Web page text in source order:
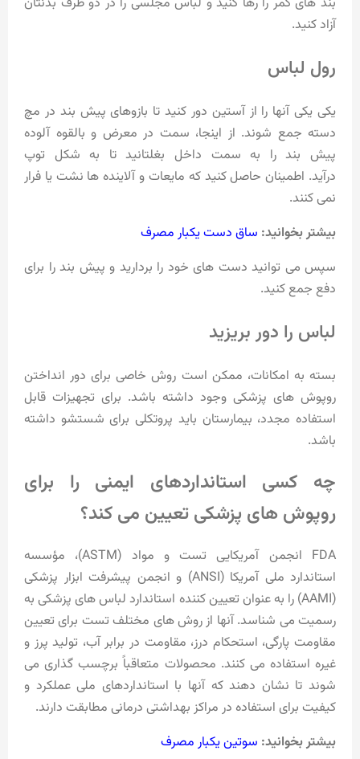
آزاد کنید.
رول لباس
یکی یکی آنها را از آستین دور کنید تا بازوهای پیش بند در مچ
دسته جمع شوند. از اینجا، سمت در معرض و بالقوه آلوده
پیش بند را به سمت داخل بغلتانید تا به شکل توپ
درآید. اطمینان حاصل کنید که مایعات و آلاینده ها نشت یا فرار
نمی کنند.
بیشتر بخوانید: ساق دست یکبار مصرف
سپس می توانید دست های خود را بردارید و پیش بند را برای
دفع جمع کنید.
لباس را دور بریزید
بسته به امکانات، ممکن است روش خاصی برای دور انداختن
روپوش های پزشکی وجود داشته باشد. برای تجهیزات قابل
استفاده مجدد، بیمارستان باید پروتکلی برای شستشو داشته
باشد.
چه کسی استانداردهای ایمنی را برای
روپوش های پزشکی تعیین می کند؟
FDA انجمن آمریکایی تست و مواد (ASTM)، مؤسسه
استاندارد ملی آمریکا (ANSI) و انجمن پیشرفت ابزار پزشکی
(AAMI) را به عنوان تعیین کننده استاندارد لباس های پزشکی به
رسمیت می شناسد. آنها از روش های مختلف تست برای تعیین
مقاومت پارگی، استحکام درز، مقاومت در برابر آب، تولید پرز و
غیره استفاده می کنند. محصولات متعاقباً برچسب گذاری می
شوند تا نشان دهند که آنها با استانداردهای ملی عملکرد و
کیفیت برای استفاده در مراکز بهداشتی درمانی مطابقت دارند.
بیشتر بخوانید: سوتین یکبار مصرف